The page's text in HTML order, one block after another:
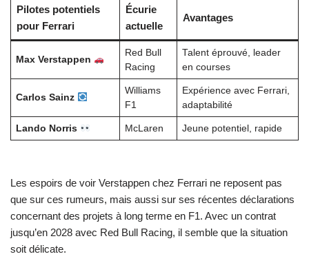
Pilotes potentiels
pour Ferrari
Écurie
actuelle
Avantages
Max Verstappen
Red Bull
Racing
Talent éprouvé, leader
en courses
Carlos Sainz
Williams
F1
Expérience avec Ferrari,
adaptabilité
Lando Norris McLaren Jeune potentiel, rapide
Les espoirs de voir Verstappen chez Ferrari ne reposent pas
que sur ces rumeurs, mais aussi sur ses récentes déclarations
concernant des projets à long terme en F1. Avec un contrat
jusqu’en 2028 avec Red Bull Racing, il semble que la situation
soit délicate.